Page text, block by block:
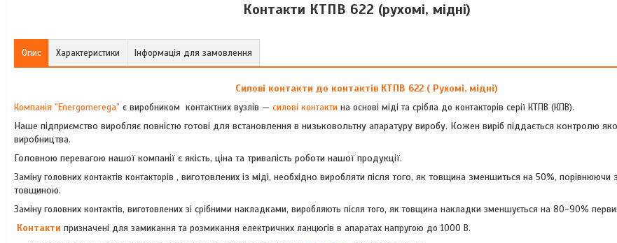
Контакти КТПВ 622 (рухомі, мідні)
Опис Характеристики Інформація для замовлення
Силові контакти до контактів КТПВ 622 ( Рухомі, мідні)
Компанія "Energomerega" є виробником контактних вузлів — силові контакти на основі міді та срібла до контакторів серії КТПВ (КПВ).
Наше підприємство виробляє повністю готові для встановлення в низьковольтну апаратуру виробу. Кожен виріб піддається контролю
виробництва.
Головною перевагою нашої компанії є якість, ціна та тривалість роботи нашої продукції.
Заміну головних контактів контакторів , виготовлених із міді, необхідно виробляти після того, як товщина зменшиться на 50%, порівнюючи
товщиною.
Заміну головних контактів, виготовлених зі срібними накладками, виробляють після того, як товщина накладки зменшується на 80-90%
Контакти призначені для замикання та розмикання електричних ланцюгів в апаратах напругою до 1000 В.